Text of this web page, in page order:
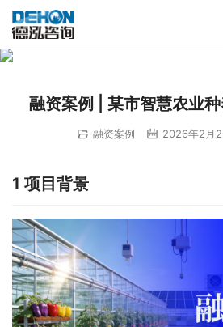
融资案例 | 某市智慧农业
融资案例 2026年2月
1 项目背景